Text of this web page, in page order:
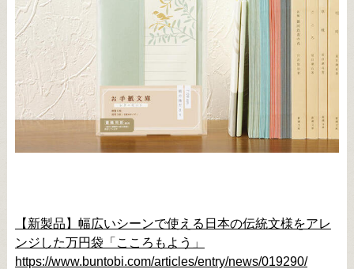
【新製品】幅広いシーンで使える日本の伝統文様をアレ
ンジした万円袋「こころもよう」
https://www.buntobi.com/articles/entry/news/019290/